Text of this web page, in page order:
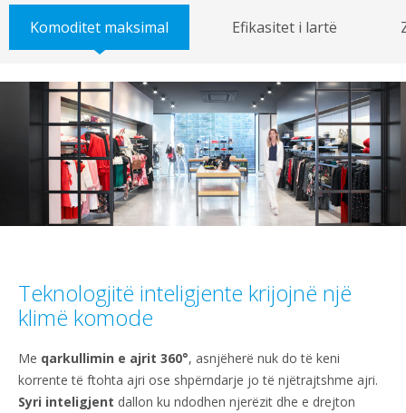
Komoditet maksimal Efikasitet i lartë
Teknologjitë inteligjente krijojnë një
klimë komode
Me qarkullimin e ajrit 360°, asnjëherë nuk do të keni
korrente të ftohta ajri ose shpërndarje jo të njëtrajtshme ajri.
Syri inteligjent dallon ku ndodhen njerëzit dhe e drejton